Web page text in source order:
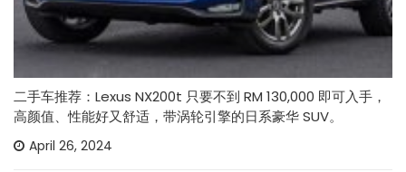
二手车推荐：Lexus NX200t 只要不到 RM 130,000 即可入手，
高颜值、性能好又舒适，带涡轮引擎的日系豪华 SUV。
April 26, 2024